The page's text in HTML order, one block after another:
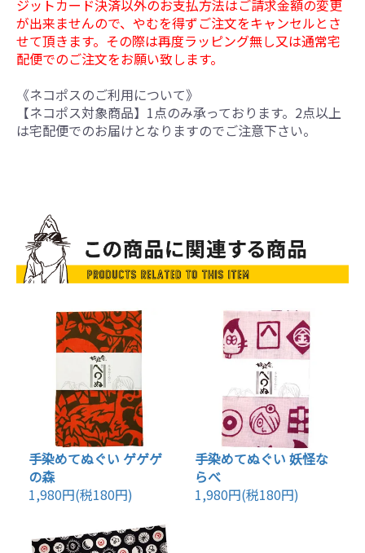
ジットカード決済以外のお支払方法はご請求金額の変更
が出来ませんので、やむを得ずご注文をキャンセルとさ
せて頂きます。その際は再度ラッピング無し又は通常宅
配便でのご注文をお願い致します。
《ネコポスのご利用について》
【ネコポス対象商品】1点のみ承っております。2点以上
は宅配便でのお届けとなりますのでご注意下さい。
手染めてぬぐい ゲゲゲ
の森
1,980円(税180円)
手染めてぬぐい 妖怪な
らべ
1,980円(税180円)